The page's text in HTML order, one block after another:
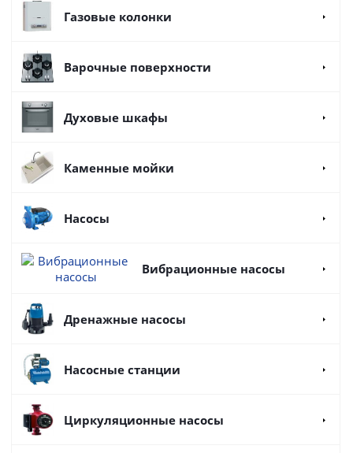
Газовые колонки
Варочные поверхности
Духовые шкафы
Каменные мойки
Насосы
Вибрационные насосы
Дренажные насосы
Насосные станции
Циркуляционные насосы